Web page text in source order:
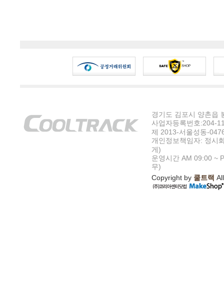
경기도 김포시 양촌읍
사업자등록번호:204-
제 2013-서울성동-
개인정보책임자: 정시
게)
운영시간 AM 09:00 ~
무)
Copyright by 쿨트랙